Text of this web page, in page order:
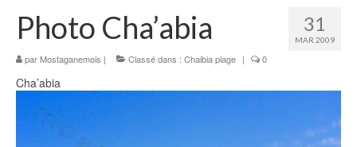
Photo
Cartes postales
31
MAR 2009
Photo Cha’abia
parMostaganemois | Classé dans : Chaibia plage | 0
Cha’abia